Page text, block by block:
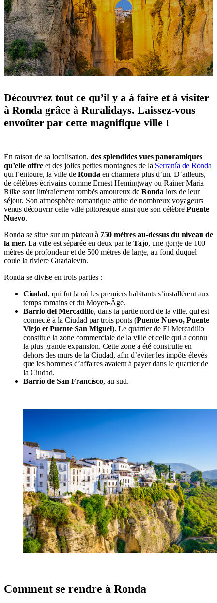
Découvrez tout ce qu’il y a à faire et à visiter
à Ronda grâce à Ruralidays. Laissez-vous
envoûter par cette magnifique ville !
En raison de sa localisation, des splendides vues panoramiques
qu’elle offre et des jolies petites montagnes de la Serranía de Ronda
qui l’entoure, la ville de Ronda en charmera plus d’un. D’ailleurs,
de célèbres écrivains comme Ernest Hemingway ou Rainer Maria
Rilke sont littéralement tombés amoureux de Ronda lors de leur
séjour. Son atmosphère romantique attire de nombreux voyageurs
venus découvrir cette ville pittoresque ainsi que son célèbre Puente
Nuevo.
Ronda se situe sur un plateau à 750 mètres au-dessus du niveau de
la mer. La ville est séparée en deux par le Tajo, une gorge de 100
mètres de profondeur et de 500 mètres de large, au fond duquel
coule la rivière Guadalevín.
Ronda se divise en trois parties :
Ciudad, qui fut la où les premiers habitants s’installèrent aux
temps romains et du Moyen-Âge.
Barrio del Mercadillo, dans la partie nord de la ville, qui est
connecté à la Ciudad par trois ponts (Puente Nuevo, Puente
Viejo et Puente San Miguel). Le quartier de El Mercadillo
constitue la zone commerciale de la ville et celle qui a connu
la plus grande expansion. Cette zone a été construite en
dehors des murs de la Ciudad, afin d’éviter les impôts élevés
que les hommes d’affaires avaient à payer dans le quartier de
la Ciudad.
Barrio de San Francisco, au sud.
Comment se rendre à Ronda